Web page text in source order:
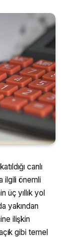
canlı
ilgili önemli
üç yıllık yol
yakından
ilişkin
gibi temel